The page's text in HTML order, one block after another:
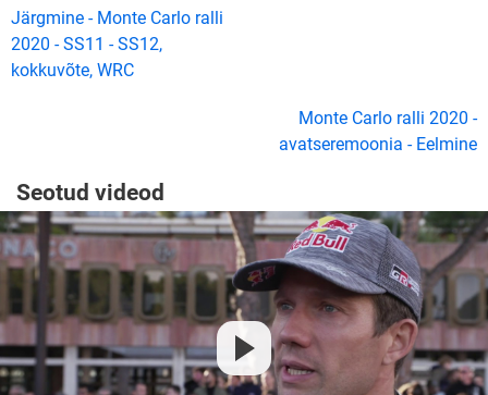
Järgmine - Monte Carlo ralli
2020 - SS11 - SS12,
kokkuvõte, WRC
Monte Carlo ralli 2020 -
avatseremoonia - Eelmine
Seotud videod